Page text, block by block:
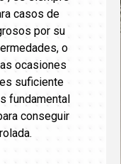
casos de
por su
o
ocasiones
suficiente
fundamental
conseguir